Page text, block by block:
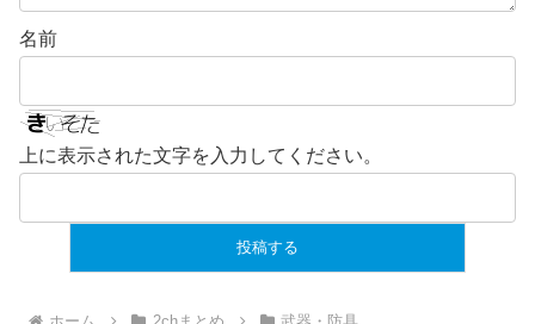
名前
上に表示された文字を入力してください。